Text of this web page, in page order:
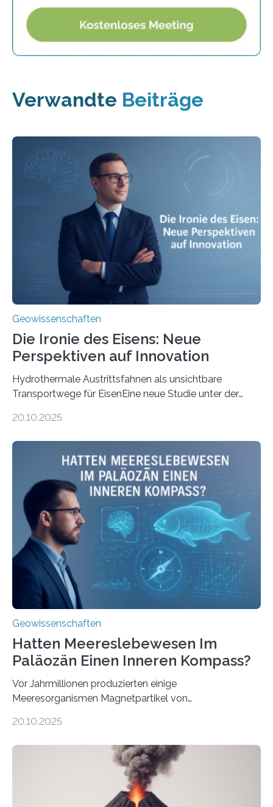
Verwandte Beiträge
Geowissenschaften
Die Ironie des Eisens: Neue
Perspektiven auf Innovation
Hydrothermale Austrittsfahnen als unsichtbare
Transportwege für EisenEine neue Studie unter der
Umweltwissenschaften der Universität Bremen –
Stoffkreislauf im Ozean prägen. Die Überblicksstudie
mit dem Titel „Iron’s Irony“ ist in Communications Earth
& Environment erschienen. Die Studie fasst bestehende
Forschungsergebnisse zusammen und interpretiert sie
neu, um zu erklären, wie Eisen, das aus hydrothermalen
Systemen freigesetzt wird, über ganze Ozeanbecken
transportiert werden kann. „Das…
20.10.2025
Geowissenschaften
Hatten Meereslebewesen Im
Paläozän Einen Inneren Kompass?
Vor Jahrmillionen produzierten einige
Meeresorganismen Magnetpartikel von
Sedimenten zu finden sind. Nun ist es einem
Domänen auf einem dieser „Riesenmagnetfossilien” mit
einer raffinierten Methode an der Diamond-
Röntgenquelle zu kartieren. Ihre Analyse zeigt, dass
diese Partikel es den Organismen ermöglicht haben
20.10.2025